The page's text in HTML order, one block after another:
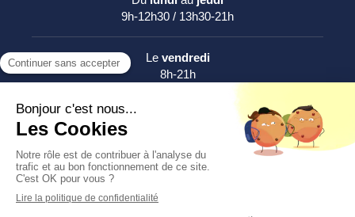
9h-12h30 / 13h30-21h
Le vendredi
8h-21h
Plan du site
Mentions légales